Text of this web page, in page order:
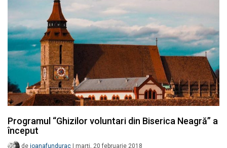
Programul “Ghizilor voluntari din Biserica Neagră” a
început
de ioanafundurac marți, 20 februarie 2018